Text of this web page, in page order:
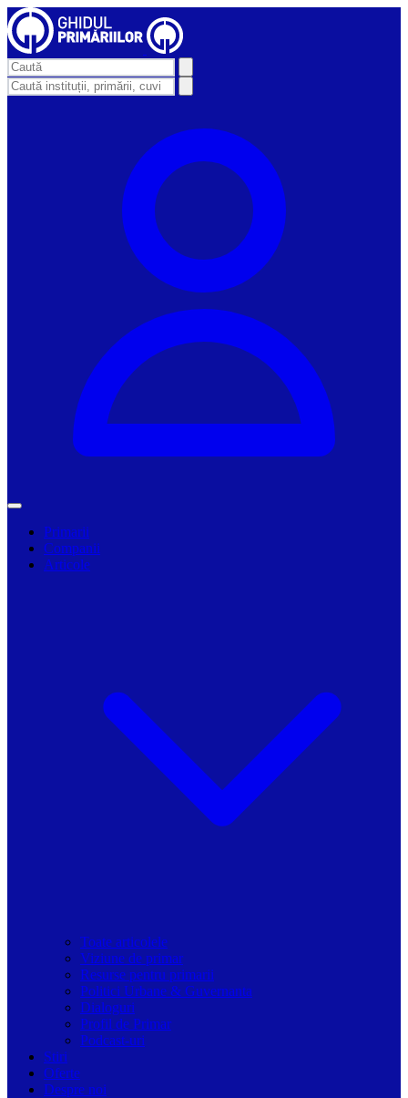
Primarii
Companii
Articole
Toate articolele
Viziune de primar
Resurse pentru primarii
Politici Urbane & Guvernanta
Dialoguri
Profil de Primar
Podcast-uri
Stiri
Oferte
Despre noi